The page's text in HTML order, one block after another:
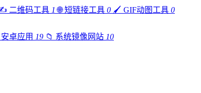
二维码工具 1 🌐 短链接工具 0 🖌️ GIF动图工具 0
安卓应用 19 📁 系统镜像网站 10